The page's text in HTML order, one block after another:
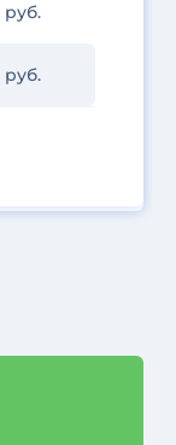
руб.
руб.